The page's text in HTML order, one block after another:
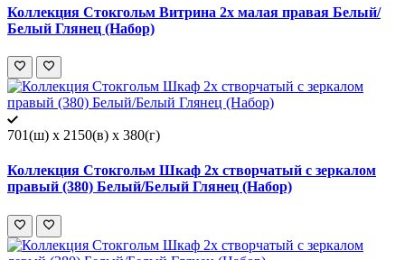
Коллекция Стокгольм Витрина 2х малая правая Белый/
Белый Глянец (Набор)
701(ш) x 2150(в) x 380(г)
Коллекция Стокгольм Шкаф 2х створчатый с зеркалом
правый (380) Белый/Белый Глянец (Набор)